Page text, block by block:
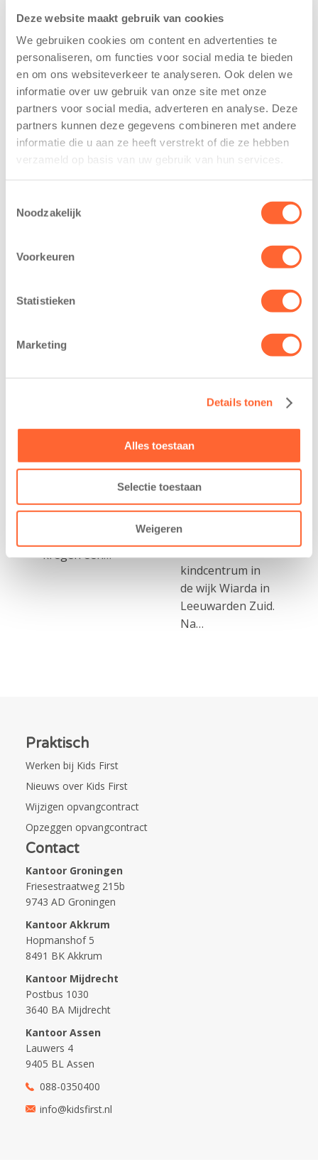
Deze website maakt gebruik van cookies
We gebruiken cookies om content en advertenties te
personaliseren, om functies voor social media te bieden
en om ons websiteverkeer te analyseren. Ook delen we
informatie over uw gebruik van onze site met onze
partners voor social media, adverteren en analyse. Deze
partners kunnen deze gegevens combineren met andere
informatie die u aan ze heeft verstrekt of die ze hebben
verzameld op basis van uw gebruik van hun services.
Noodzakelijk
Voorkeuren
Statistieken
Marketing
Details tonen
Alles toestaan
Selectie toestaan
Weigeren
Gerelateerde berichten
De
voor Kids First
2026 – Kinderen
Westerburcht in
Eelde trainden
donderdag alvast
kregen een…
kindcentrum in
Leeuwarden
11 juni 2026
Leeuwarden –
Kids First
Kinderopvang
heeft een
belangrijke stap
gezet voor de
realisatie van een
kindcentrum in
de wijk Wiarda in
Leeuwarden Zuid.
Na…
Praktisch
Werken bij Kids First
Nieuws over Kids First
Wijzigen opvangcontract
Opzeggen opvangcontract
Contact
Kantoor Groningen
Friesestraatweg 215b
9743 AD Groningen
Kantoor Akkrum
Hopmanshof 5
8491 BK Akkrum
Kantoor Mijdrecht
Postbus 1030
3640 BA Mijdrecht
Kantoor Assen
Lauwers 4
9405 BL Assen
088-0350400
info@kidsfirst.nl